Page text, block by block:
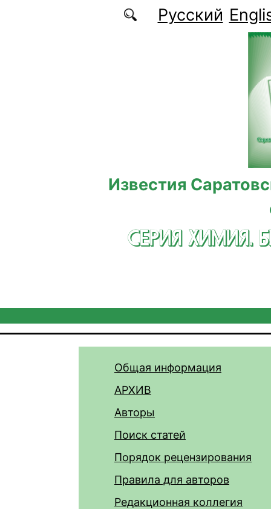
Перейти к основному содержаниюРусский
Известия
СЕРИЯ ХИМИЯ.
Общая информация
АРХИВ
Авторы
Поиск статей
Порядок рецензирования
Правила для авторов
Редакционная коллегия